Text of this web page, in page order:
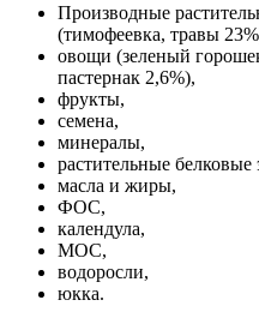
Производные
(тимофеевка, травы
овощи (зеленый
пастернак 2,6%),
фрукты,
семена,
минералы,
растительные белковые
масла и жиры,
ФОС,
календула,
МОС,
водоросли,
юкка.